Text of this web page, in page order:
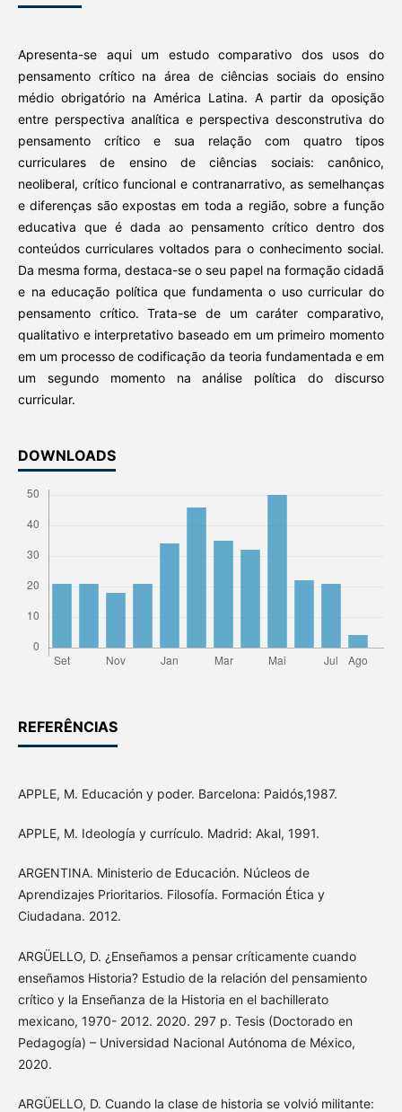
Apresenta-se aqui um estudo comparativo dos usos do
pensamento crítico na área de ciências sociais do ensino
médio obrigatório na América Latina. A partir da oposição
entre perspectiva analítica e perspectiva desconstrutiva do
pensamento crítico e sua relação com quatro tipos
curriculares de ensino de ciências sociais: canônico,
neoliberal, crítico funcional e contranarrativo, as semelhanças
e diferenças são expostas em toda a região, sobre a função
educativa que é dada ao pensamento crítico dentro dos
conteúdos curriculares voltados para o conhecimento social.
Da mesma forma, destaca-se o seu papel na formação cidadã
e na educação política que fundamenta o uso curricular do
pensamento crítico. Trata-se de um caráter comparativo,
qualitativo e interpretativo baseado em um primeiro momento
em um processo de codificação da teoria fundamentada e em
um segundo momento na análise política do discurso
curricular.
DOWNLOADS
REFERÊNCIAS
APPLE, M. Educación y poder. Barcelona: Paidós,1987.
APPLE, M. Ideología y currículo. Madrid: Akal, 1991.
ARGENTINA. Ministerio de Educación. Núcleos de
Aprendizajes Prioritarios. Filosofía. Formación Ética y
Ciudadana. 2012.
ARGÜELLO, D. ¿Enseñamos a pensar críticamente cuando
enseñamos Historia? Estudio de la relación del pensamiento
crítico y la Enseñanza de la Historia en el bachillerato
mexicano, 1970- 2012. 2020. 297 p. Tesis (Doctorado en
Pedagogía) – Universidad Nacional Autónoma de México,
2020.
ARGÜELLO, D. Cuando la clase de historia se volvió militante: